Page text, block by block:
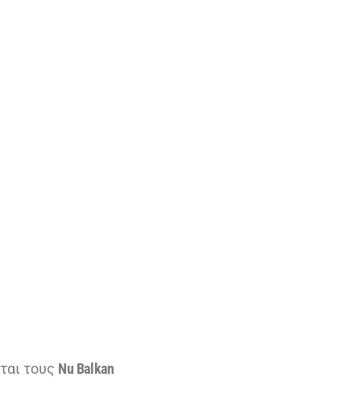
τους Nu Balkan